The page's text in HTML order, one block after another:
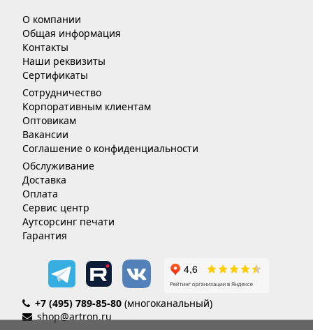
О компании
Общая информация
Контакты
Наши реквизиты
Сертификаты
Сотрудничество
Корпоративным клиентам
Оптовикам
Вакансии
Соглашение о конфиденциальности
Обслуживание
Доставка
Оплата
Сервис центр
Аутсорсинг печати
Гарантия
+7 (495) 789-85-80 (многоканальный)
shop@artron.ru